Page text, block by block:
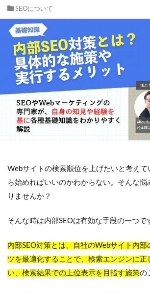
SEOについて
Webサイトの検索順位を上げたいと考えて
ら始めればいいのかわからない。そんな悩
りませんか？
そんな時は内部SEOは有効な手段の一つで
内部SEO対策とは、自社のWebサイト内部
ツを最適化することで、検索エンジンに正
い、検索結果での上位表示を目指す施策の